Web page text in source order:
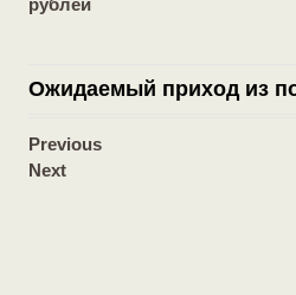
Ожидаемый приход из
Previous
Next